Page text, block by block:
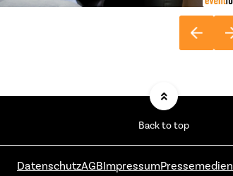
Back to top
DatenschutzAGBImpressumPressemedien